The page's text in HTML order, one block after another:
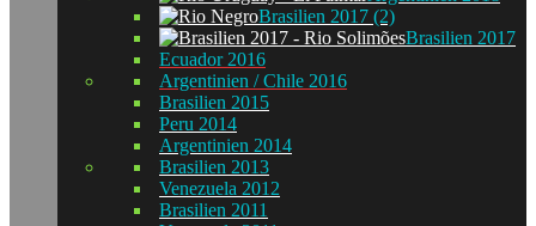
Brasilien 2017 (2)
Brasilien 2017
Ecuador 2016
Argentinien / Chile 2016
Brasilien 2015
Peru 2014
Argentinien 2014
Brasilien 2013
Venezuela 2012
Brasilien 2011